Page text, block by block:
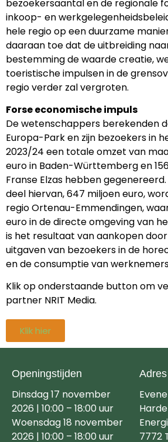
bezoekersaantal en de regionale
inkoop- en
hele regio op een duurzame
daaraan toe dat de uitbreiding
bestemming de waarde creatie,
toeristische impulsen in de
regio verder zal vergroten.
Forse economische impuls
De wetenschappers berekenden
Europa-Park en zijn bezoekers in
2023/24 een totale omzet van
euro in Baden-Württemberg en
Franse Elzas hebben
deel hiervan, 647 miljoen euro,
regio Ortenau-Emmendingen,
euro in de directe omgeving van
is het resultaat van aankopen
uitgaven van bezoekers in de
en de consumptie van
Klik op onderstaande button om
partner NRIT Media.
Klik hier
Openingstijden
Dinsdag 17 november
2026 | 10:00 – 18:00 uur
Woensdag 18 november
2026 | 10:00 – 18:00 uur
Adres
7772